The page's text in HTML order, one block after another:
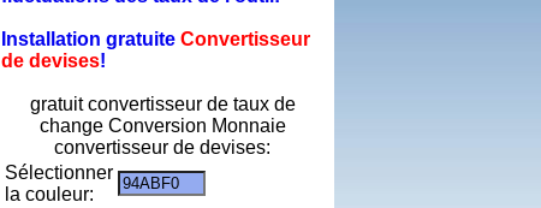
Installation gratuite Convertisseur
de devises!
gratuit convertisseur de taux de
change Conversion Monnaie
convertisseur de devises:
Sélectionner
la couleur: